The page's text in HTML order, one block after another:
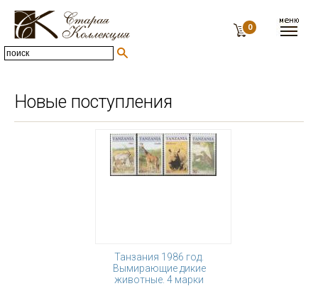
0
Новые поступления
Танзания 1986 год.
Вымирающие дикие
животные. 4 марки